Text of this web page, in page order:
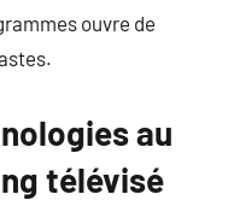
ouvre de
au
télévisé